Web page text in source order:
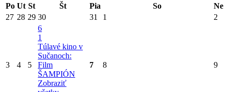
Po Ut St Št Pia So
Ne
27 28 29 30 31 1 2
3 4 5
6
1
Túlavé kino v
Sučanoch:
Film
ŠAMPIÓN
Zobraziť
7 8 9